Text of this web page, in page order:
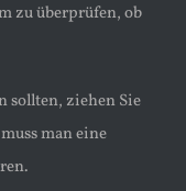
zu überprüfen, ob
sollten, ziehen Sie
man eine